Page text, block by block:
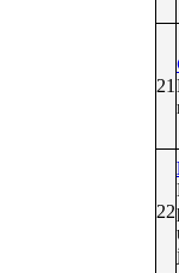
21
22